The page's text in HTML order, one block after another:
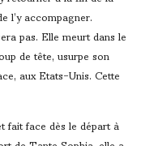
l’y accompagner.
pas. Elle meurt dans le
de tête, usurpe son
aux Etats-Unis. Cette
face dès le départ à